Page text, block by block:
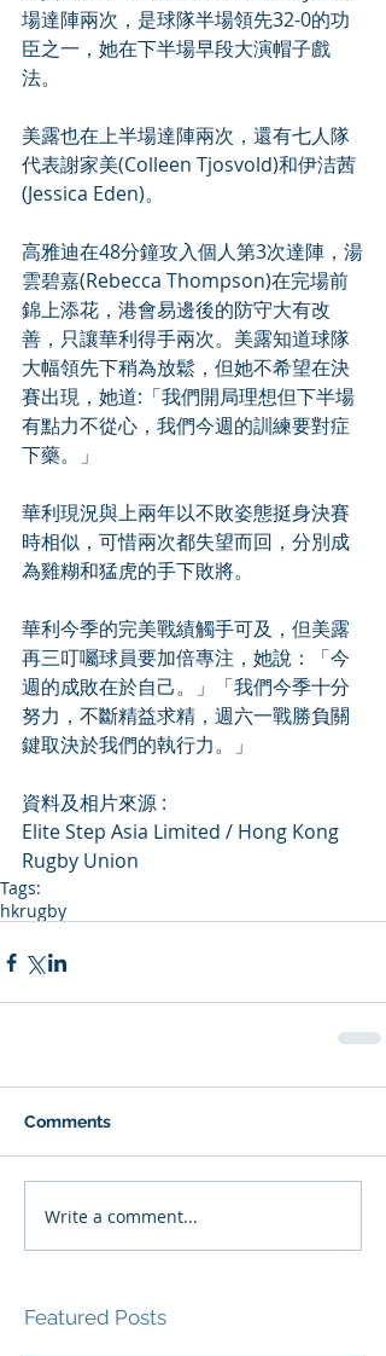
場達陣兩次，是球隊半場領先32-0的功
臣之一，她在下半場早段大演帽子戲
法。
美露也在上半場達陣兩次，還有七人隊
代表謝家美(Colleen Tjosvold)和伊洁茜
(Jessica Eden)。
高雅迪在48分鐘攻入個人第3次達陣，湯
雲碧嘉(Rebecca Thompson)在完場前
錦上添花，港會易邊後的防守大有改
善，只讓華利得手兩次。美露知道球隊
大幅領先下稍為放鬆，但她不希望在決
賽出現，她道:「我們開局理想但下半場
有點力不從心，我們今週的訓練要對症
下藥。」
華利現況與上兩年以不敗姿態挺身決賽
時相似，可惜兩次都失望而回，分別成
為雞糊和猛虎的手下敗將。
華利今季的完美戰績觸手可及，但美露
再三叮囑球員要加倍專注，她說：「今
週的成敗在於自己。」「我們今季十分
努力，不斷精益求精，週六一戰勝負關
鍵取決於我們的執行力。」
資料及相片來源 :
Elite Step Asia Limited / Hong Kong
Rugby Union
Tags:
hkrugby
Comments
Write a comment...
Featured Posts